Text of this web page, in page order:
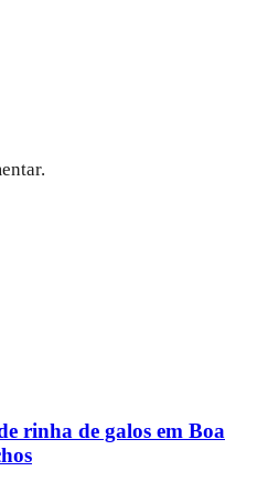
rinha de galos em Boa